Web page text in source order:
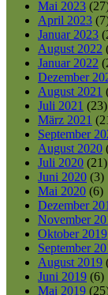
Mai 2023
April 2023
Januar 2023
August 2022
Januar 2022
Dezember
August 2021
Juli 2021 (23)
März 2021
September
August 2020
Juli 2020 (21)
Juni 2020 (3)
Mai 2020 (6)
Dezember
November
Oktober 2019
September
August 2019
Juni 2019 (6)
Mai 2019